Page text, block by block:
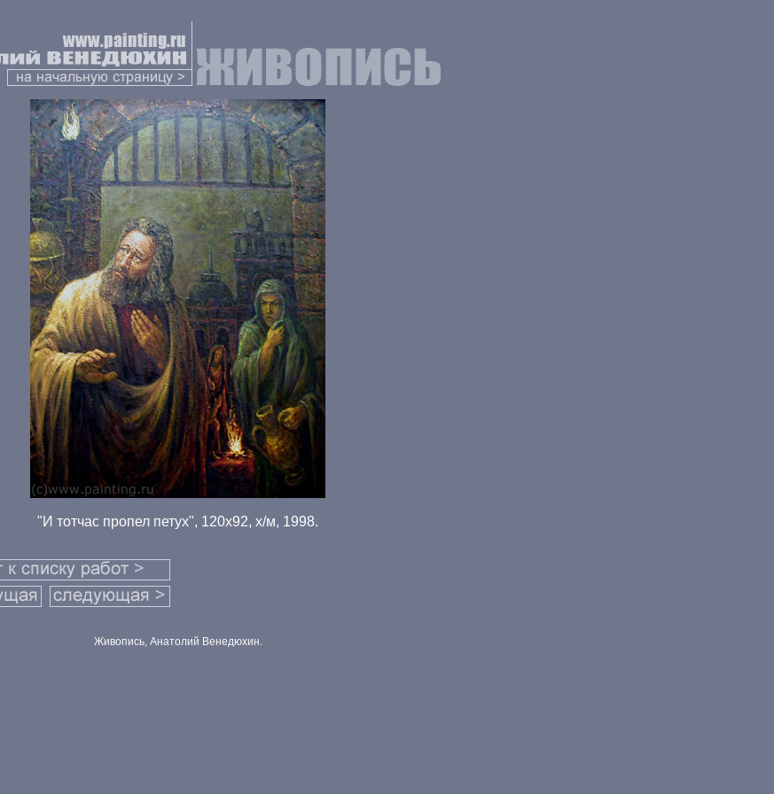
"И тотчас пропел петух", 120х92, х/м, 1998.
Живопись, Анатолий Венедюхин.